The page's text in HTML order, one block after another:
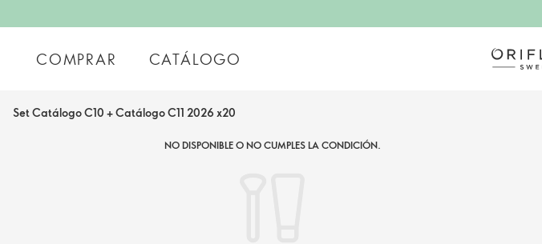
COMPRAR CATÁLOGO
Set Catálogo C10 + Catálogo C11 2026 x20
NO DISPONIBLE O NO CUMPLES LA CONDICIÓN.